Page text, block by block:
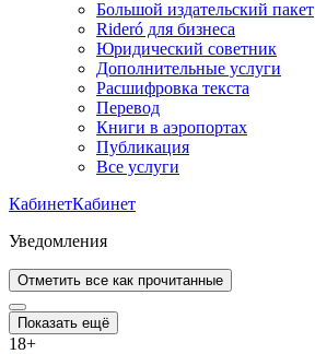
Большой издательский пакет
Rideró для бизнеса
Юридический советник
Дополнительные услуги
Расшифровка текста
Перевод
Книги в аэропортах
Публикация
Все услуги
КабинетКабинет
Уведомления
Отметить все как прочитанные
Показать ещё
18+